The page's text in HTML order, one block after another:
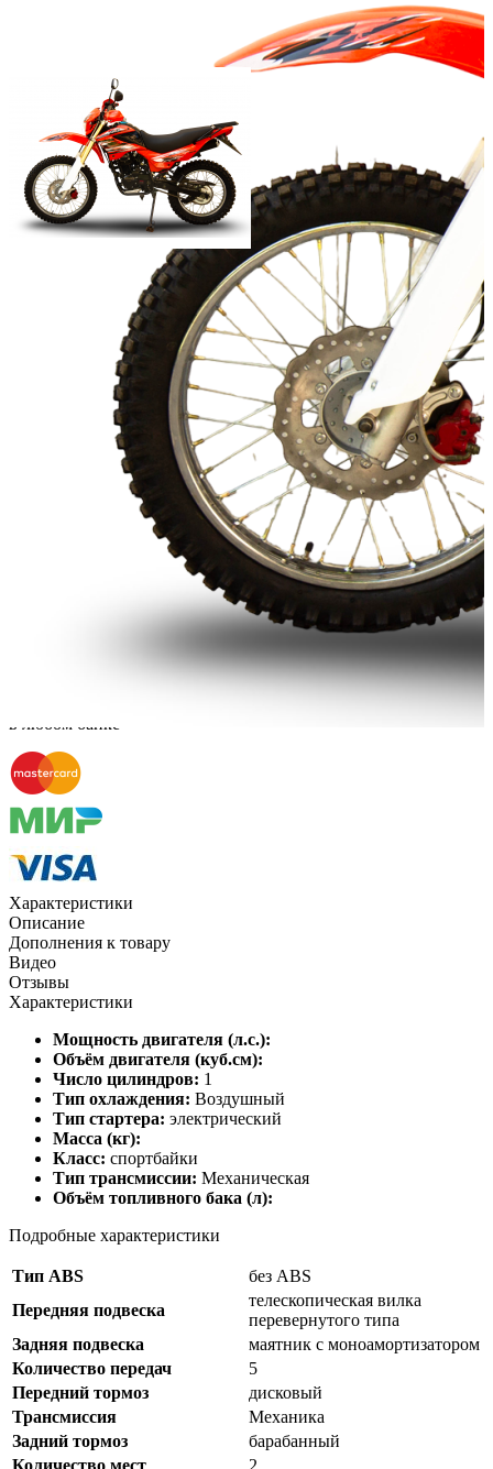
Мощность двигателя (л.с.):
Объём двигателя (куб.см):
Число цилиндров:1
Тип охлаждения:Воздушный
Тип стартера:
электрический
Масса (кг):
Добавить к сравнению
Нет в наличии
Сообщить о наличии
Способы оплаты
в любом банке
Характеристики
Описание
Дополнения к товару
Видео
Отзывы
Характеристики
Мощность двигателя (л.с.):
Объём двигателя (куб.см):
Число цилиндров: 1
Тип охлаждения: Воздушный
Тип стартера: электрический
Масса (кг):
Класс: спортбайки
Тип трансмиссии: Механическая
Объём топливного бака (л):
Подробные характеристики
Тип ABS
без ABS
Передняя подвеска
телескопическая вилка
перевернутого типа
Задняя подвеска
маятник с моноамортизатором
Количество передач
5
Передний тормоз
дисковый
Трансмиссия
Механика
Задний тормоз
барабанный